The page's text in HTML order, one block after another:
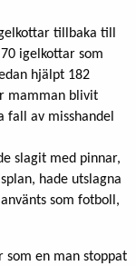
tillbaka till
igelkottar som
hjälpt 182
mamman blivit
fall av misshandel
slagit med pinnar,
hade utslagna
som fotboll,
som en man stoppat